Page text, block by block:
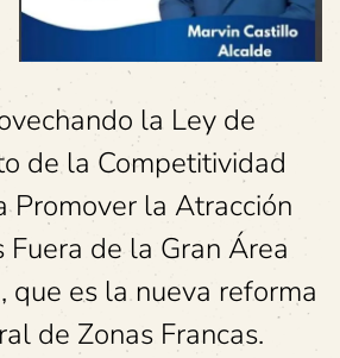
la Ley de
de la Competitividad
Promover la Atracción
Fuera de la Gran Área
que es la nueva reforma
de Zonas Francas.